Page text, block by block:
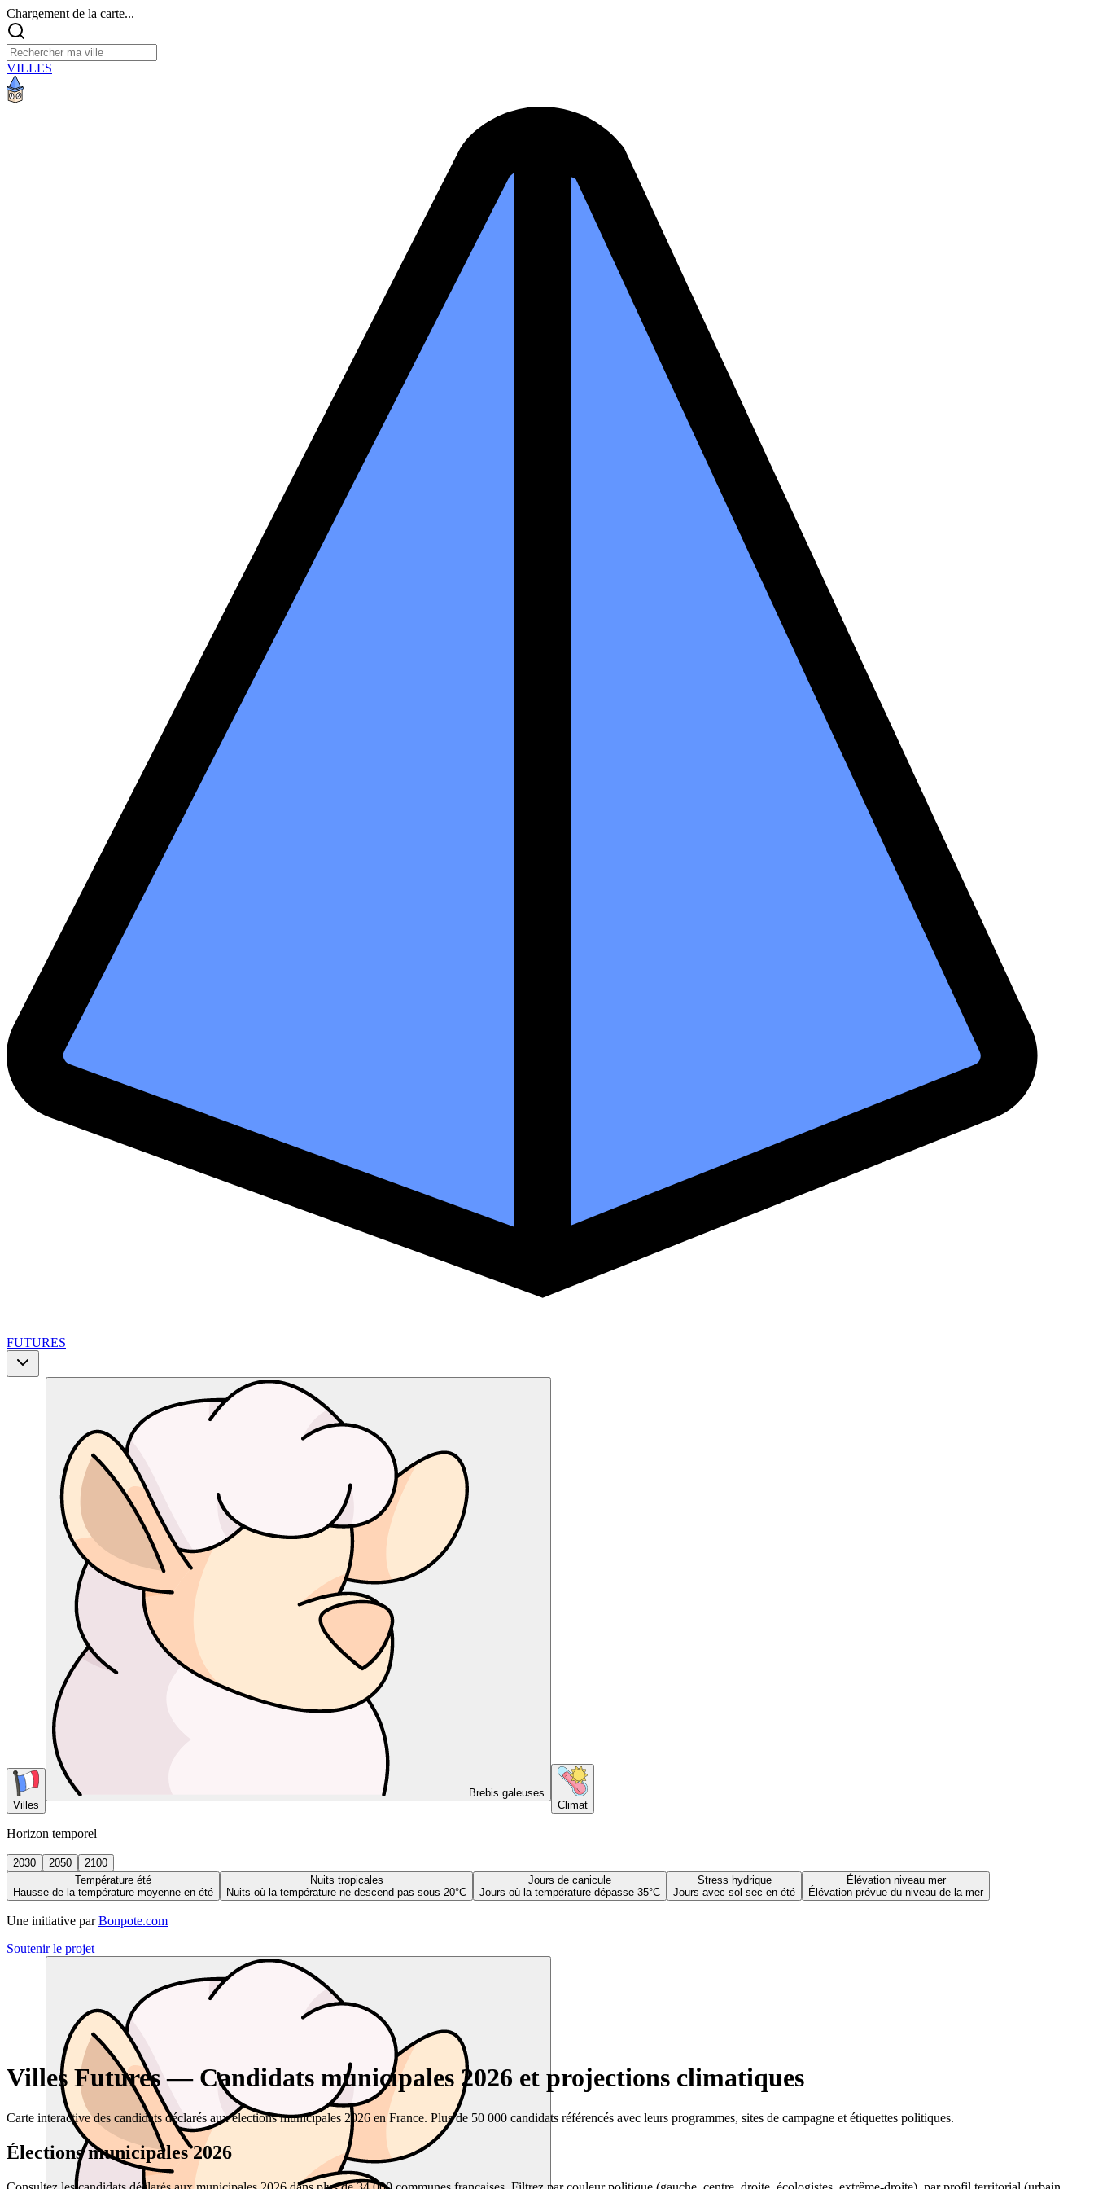
Chargement de la carte...
VILLES
FUTURES
Villes
Brebis galeuses
Climat
Horizon temporel
2030 2050
2100
Température été
Hausse de la température moyenne en été
Nuits tropicales
Nuits où la température ne descend pas sous 20°C
Jours de canicule
Jours où la température dépasse 35°C
Stress hydrique
Jours avec sol sec en été
Élévation niveau mer
Élévation prévue du niveau de la mer
Une initiative par Bonpote.com
Soutenir le projet
Villes Futures — Candidats municipales 2026 et projections climatiques
Carte interactive des candidats déclarés aux élections municipales 2026 en France. Plus de 50 000 candidats référencés avec leurs programmes, sites de campagne et étiquettes politiques.
Élections municipales 2026